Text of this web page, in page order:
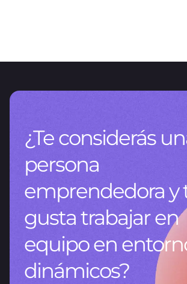
¿Te considerás
persona
emprendedora y
gusta trabajar en
equipo en
dinámicos?